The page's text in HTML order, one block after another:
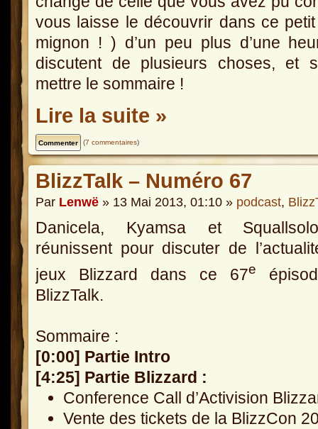
vous laisse le découvrir dans ce
mignon ! ) d’un peu plus d’une
discutent de plusieurs choses, et
mettre le sommaire !
Lire la suite »
(7 commentaires)
BlizzTalk – Numéro 67
Par Lenwë » 13 Mai 2013, 01:10 » podcast,
Danicela, Kyamsa et
réunissent pour discuter de
jeux Blizzard dans ce 67e
BlizzTalk.
Sommaire :
[0:00] Partie Intro
[4:25] Partie Blizzard :
Conference Call d’Activision
Vente des tickets de la BlizzCon